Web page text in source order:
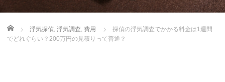
Home 浮気探偵, 浮気調査, 費用
探偵の浮気調査でかかる料金は1週間
でどれぐらい？200万円の見積りって普通？